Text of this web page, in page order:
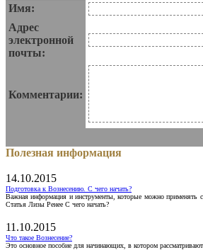
Имя:
Адрес
электронной
почты:
Комментарии:
Полезная информация
14.10.2015
Подготовка к Вознесению. С чего начать?
Важная информация и инструменты, которые можно применять
Статья Лизы Ренее С чего начать?
11.10.2015
Что такое Вознесение?
Это основное пособие для начинающих, в котором